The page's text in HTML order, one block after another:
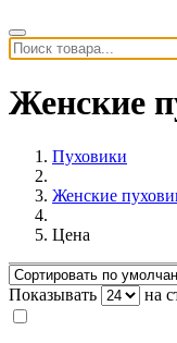
Женские
Пуховики
Женские
Цена
Показывать на